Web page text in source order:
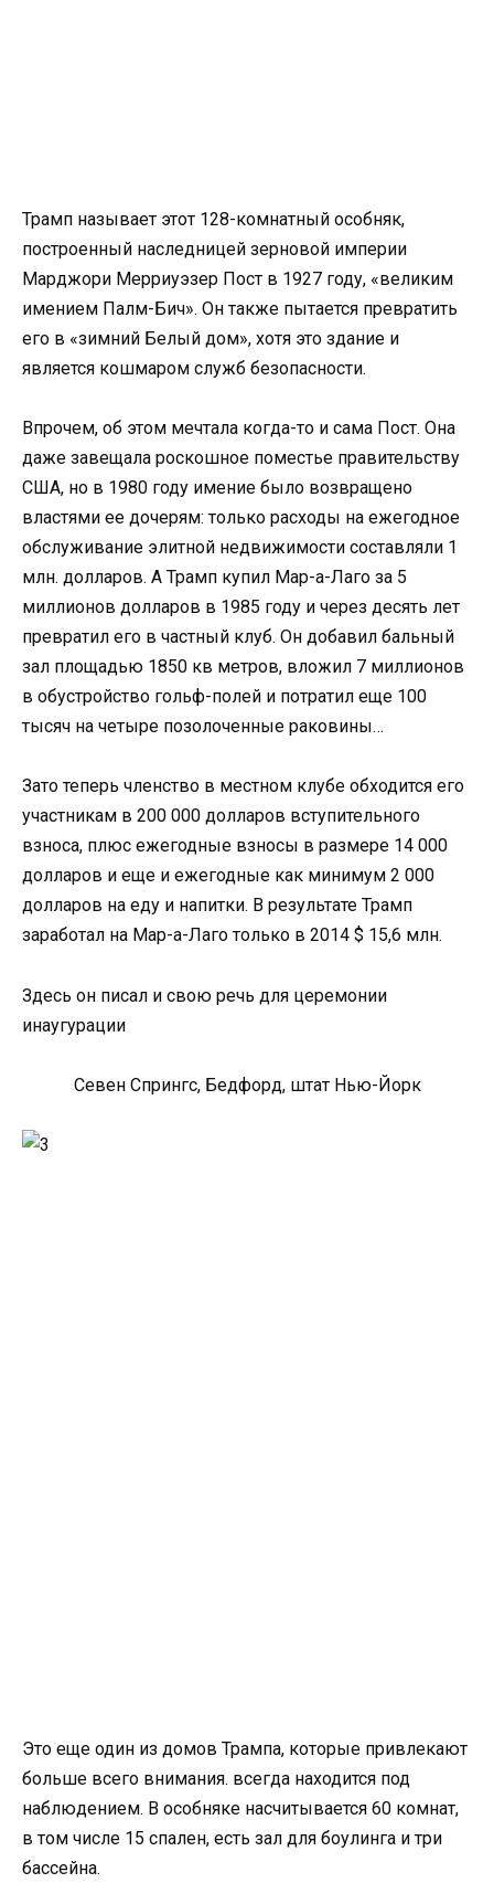
Трамп называет этот 128-комнатный особняк,
построенный наследницей зерновой империи
Марджори Мерриуэзер Пост в 1927 году, «великим
имением Палм-Бич». Он также пытается превратить
его в «зимний Белый дом», хотя это здание и
является кошмаром служб безопасности.
Впрочем, об этом мечтала когда-то и сама Пост. Она
даже завещала роскошное поместье правительству
США, но в 1980 году имение было возвращено
властями ее дочерям: только расходы на ежегодное
обслуживание элитной недвижимости составляли 1
млн. долларов. А Трамп купил Мар-а-Лаго за 5
миллионов долларов в 1985 году и через десять лет
превратил его в частный клуб. Он добавил бальный
зал площадью 1850 кв метров, вложил 7 миллионов
в обустройство гольф-полей и потратил еще 100
тысяч на четыре позолоченные раковины…
Зато теперь членство в местном клубе обходится его
участникам в 200 000 долларов вступительного
взноса, плюс ежегодные взносы в размере 14 000
долларов и еще и ежегодные как минимум 2 000
долларов на еду и напитки. В результате Трамп
заработал на Мар-а-Лаго только в 2014 $ 15,6 млн.
Здесь он писал и свою речь для церемонии
инаугурации
Севен Спрингс, Бедфорд, штат Нью-Йорк
Это еще один из домов Трампа, которые привлекают
больше всего внимания. всегда находится под
наблюдением. В особняке насчитывается 60 комнат,
в том числе 15 спален, есть зал для боулинга и три
бассейна.